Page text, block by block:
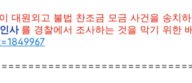
대원외고 불법 찬조금 모금 사건을 송치
사를 경찰에서 조사하는 것을 막기 위한